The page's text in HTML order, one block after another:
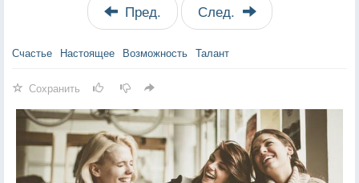
Пред. След.
Счастье Настоящее Возможность Талант
Сохранить